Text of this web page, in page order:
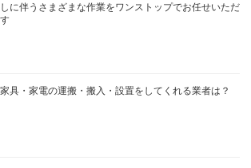
に伴うさまざまな作業をワンストップでお任せいただ
具・家電の運搬・搬入・設置をしてくれる業者は？